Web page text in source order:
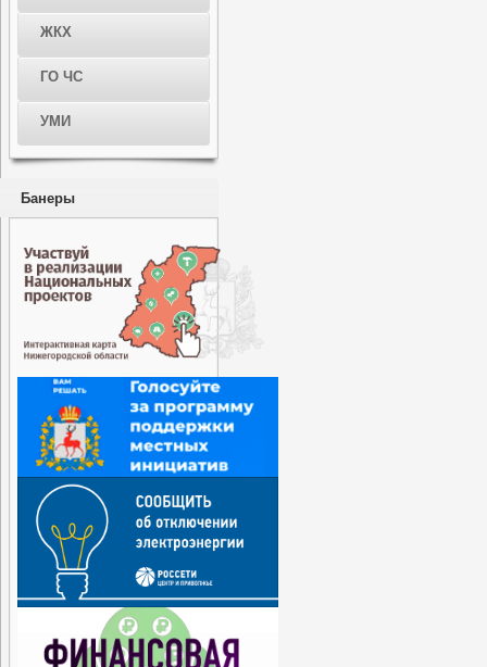
ЖКХ
ГО ЧС
УМИ
Банеры